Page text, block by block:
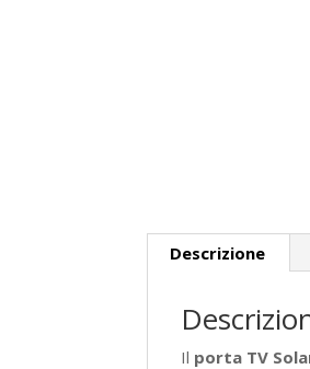
Descrizione
Il porta TV